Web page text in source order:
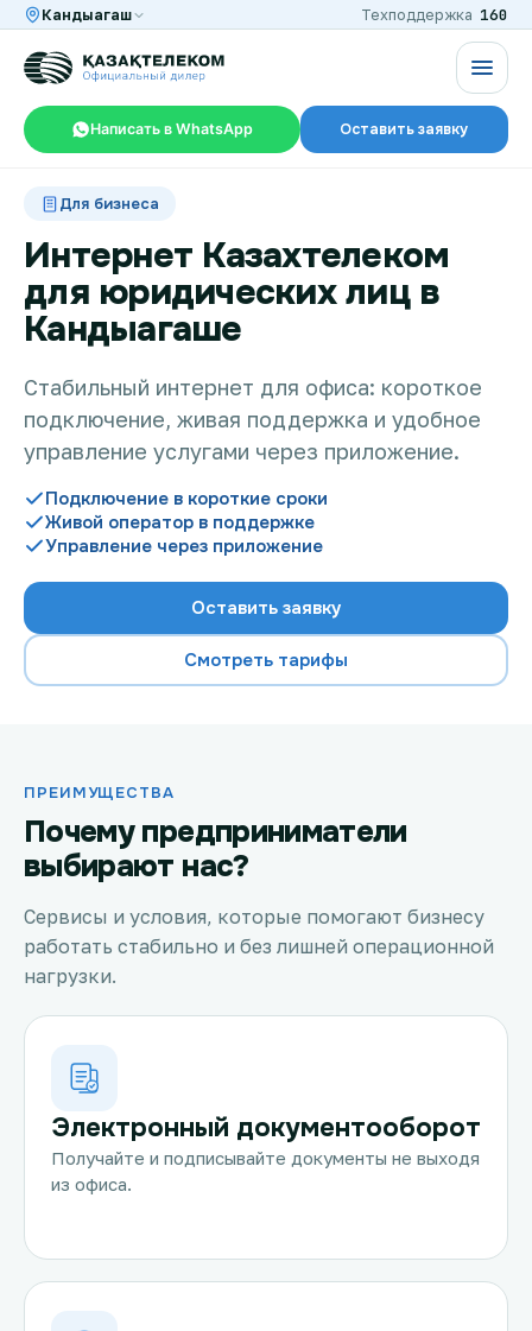
Кандыагаш Техподдержка 160
Написать в WhatsApp Оставить заявку
Интернет и ТВ в квартире
Интернет и ТВ в частном доме
Интернет в офис
TV+
Проверить возможность подключения
Акции
Заявка на подбор тарифа
Подключиться к КазахТелеком
Для бизнеса
Интернет Казахтелеком
для юридических лиц в
Кандыагаше
Стабильный интернет для офиса: короткое
подключение, живая поддержка и удобное
управление услугами через приложение.
Подключение в короткие сроки
Живой оператор в поддержке
Управление через приложение
Оставить заявку
Смотреть тарифы
ПРЕИМУЩЕСТВА
Почему предприниматели
выбирают нас?
Сервисы и условия, которые помогают бизнесу
работать стабильно и без лишней операционной
нагрузки.
Электронный документооборот
Получайте и подписывайте документы не выходя
из офиса.